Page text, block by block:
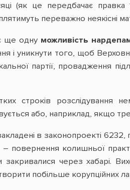
(як це передбачає
переважно неякісні
ще одну можливість
і уникнути того, щоб
партії, провадження
строків розслідування
або, наприклад, якщо
в законопроекті
повернення колишньої
через хабарі.
побільше корупційних